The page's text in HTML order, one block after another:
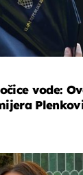
vode: